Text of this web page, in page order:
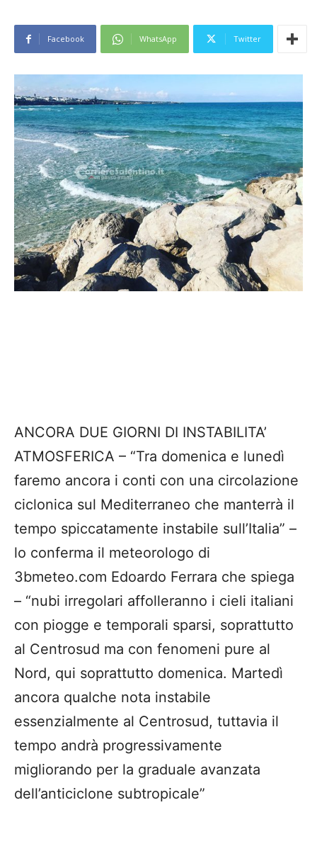
Facebook WhatsApp Twitter
ANCORA DUE GIORNI DI INSTABILITA’
ATMOSFERICA – “Tra domenica e lunedì
faremo ancora i conti con una circolazione
ciclonica sul Mediterraneo che manterrà il
tempo spiccatamente instabile sull’Italia” –
lo conferma il meteorologo di
3bmeteo.com Edoardo Ferrara che spiega
– “nubi irregolari affolleranno i cieli italiani
con piogge e temporali sparsi, soprattutto
al Centrosud ma con fenomeni pure al
Nord, qui soprattutto domenica. Martedì
ancora qualche nota instabile
essenzialmente al Centrosud, tuttavia il
tempo andrà progressivamente
migliorando per la graduale avanzata
dell’anticiclone subtropicale”